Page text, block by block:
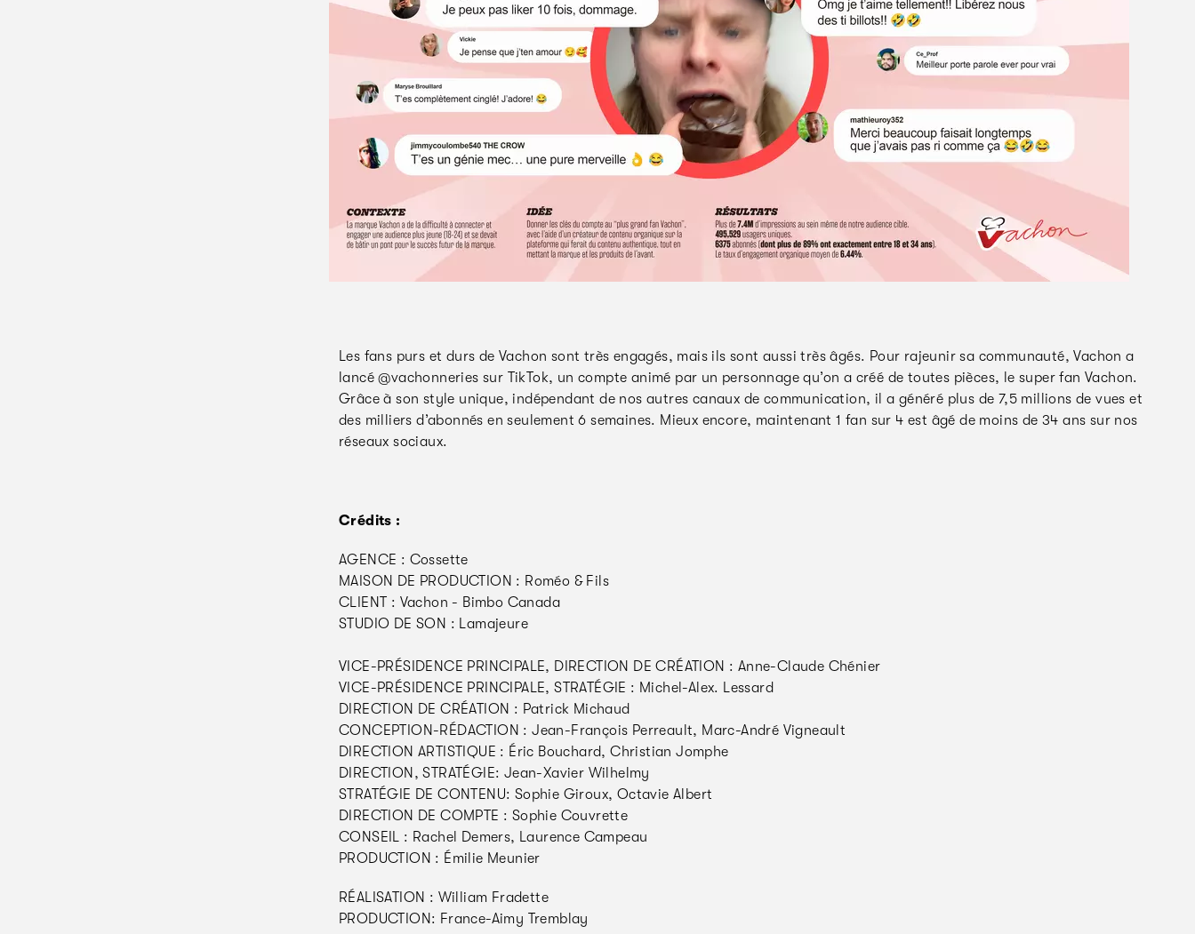
Les fans purs et durs de Vachon sont très engagés, mais ils sont aussi très âgés. Pour rajeunir sa communauté, Vachon a
lancé @vachonneries sur TikTok, un compte animé par un personnage qu’on a créé de toutes pièces, le super fan Vachon.
Grâce à son style unique, indépendant de nos autres canaux de communication, il a généré plus de 7,5 millions de vues et
des milliers d’abonnés en seulement 6 semaines. Mieux encore, maintenant 1 fan sur 4 est âgé de moins de 34 ans sur nos
réseaux sociaux.
Crédits :
AGENCE : Cossette
MAISON DE PRODUCTION : Roméo & Fils
CLIENT : Vachon - Bimbo Canada
STUDIO DE SON : Lamajeure
VICE-PRÉSIDENCE PRINCIPALE, DIRECTION DE CRÉATION : Anne-Claude Chénier
VICE-PRÉSIDENCE PRINCIPALE, STRATÉGIE : Michel-Alex. Lessard
DIRECTION DE CRÉATION : Patrick Michaud
CONCEPTION-RÉDACTION : Jean-François Perreault, Marc-André Vigneault
DIRECTION ARTISTIQUE : Éric Bouchard, Christian Jomphe
DIRECTION, STRATÉGIE: Jean-Xavier Wilhelmy
STRATÉGIE DE CONTENU: Sophie Giroux, Octavie Albert
DIRECTION DE COMPTE : Sophie Couvrette
CONSEIL : Rachel Demers, Laurence Campeau
PRODUCTION : Émilie Meunier
RÉALISATION : William Fradette
PRODUCTION: France-Aimy Tremblay